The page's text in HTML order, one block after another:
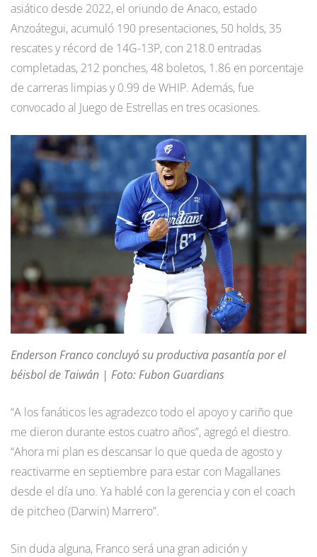
asiático desde 2022, el oriundo de Anaco, estado
Anzoátegui, acumuló 190 presentaciones, 50 holds, 35
rescates y récord de 14G-13P, con 218.0 entradas
completadas, 212 ponches, 48 boletos, 1.86 en porcentaje
de carreras limpias y 0.99 de WHIP. Además, fue
convocado al Juego de Estrellas en tres ocasiones.
Enderson Franco concluyó su productiva pasantía por el
béisbol de Taiwán | Foto: Fubon Guardians
“A los fanáticos les agradezco todo el apoyo y cariño que
me dieron durante estos cuatro años”, agregó el diestro.
“Ahora mi plan es descansar lo que queda de agosto y
reactivarme en septiembre para estar con Magallanes
desde el día uno. Ya hablé con la gerencia y con el coach
de pitcheo (Darwin) Marrero”.
Sin duda alguna, Franco será una gran adición y